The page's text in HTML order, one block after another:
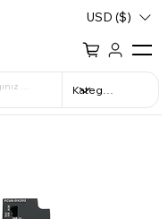
USD ($)